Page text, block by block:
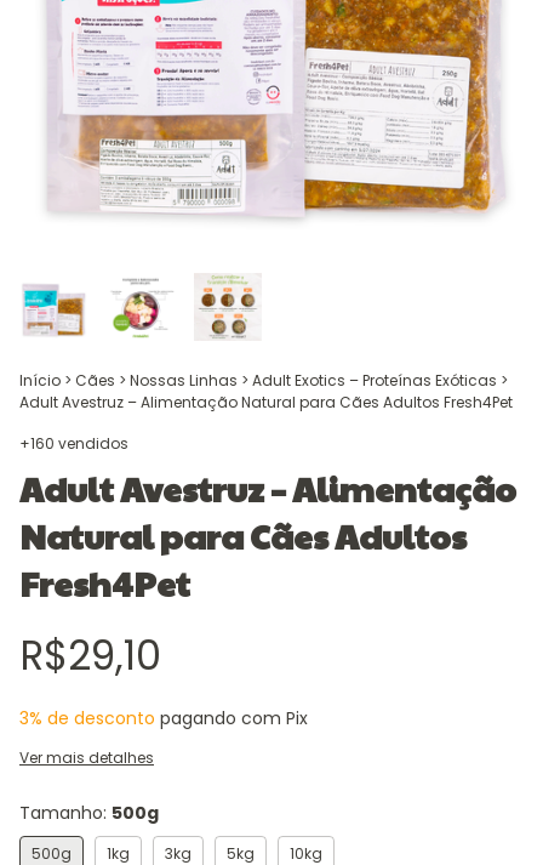
Início > Cães > Nossas Linhas > Adult Exotics – Proteínas Exóticas >
Adult Avestruz – Alimentação Natural para Cães Adultos Fresh4Pet
+160 vendidos
Adult Avestruz – Alimentação
Natural para Cães Adultos
Fresh4Pet
R$29,10
3% de desconto pagando com Pix
Ver mais detalhes
Tamanho: 500g
500g 1kg 3kg 5kg 10kg